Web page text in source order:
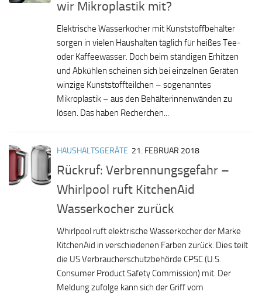
wir Mikroplastik mit?
Elektrische Wasserkocher mit Kunststoffbehälter
sorgen in vielen Haushalten täglich für heißes Tee-
oder Kaffeewasser. Doch beim ständigen Erhitzen
und Abkühlen scheinen sich bei einzelnen Geräten
winzige Kunststoffteilchen – sogenanntes
Mikroplastik – aus den Behälterinnenwänden zu
lösen. Das haben Recherchen...
HAUSHALTSGERÄTE 21. FEBRUAR 2018
Rückruf: Verbrennungsgefahr –
Whirlpool ruft KitchenAid
Wasserkocher zurück
Whirlpool ruft elektrische Wasserkocher der Marke
KitchenAid in verschiedenen Farben zurück. Dies teilt
die US Verbraucherschutzbehörde CPSC (U.S.
Consumer Product Safety Commission) mit. Der
Meldung zufolge kann sich der Griff vom